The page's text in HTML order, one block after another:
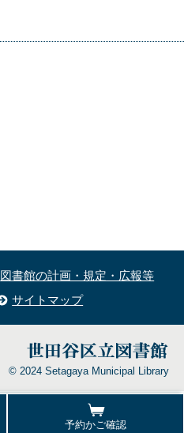
予約かご確認
図書館の計画・規定・広報等
サイトマップ
© 2024 Setagaya Municipal Library